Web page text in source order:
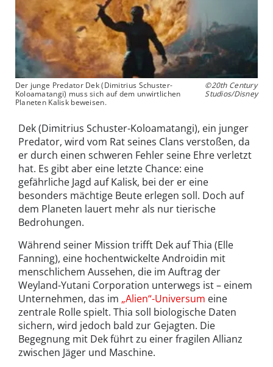
Der junge Predator Dek (Dimitrius Schuster-
Koloamatangi) muss sich auf dem unwirtlichen
Planeten Kalisk beweisen.
©20th Century
Studios/Disney
Dek (Dimitrius Schuster-Koloamatangi), ein junger
Predator, wird vom Rat seines Clans verstoßen, da
er durch einen schweren Fehler seine Ehre verletzt
hat. Es gibt aber eine letzte Chance: eine
gefährliche Jagd auf Kalisk, bei der er eine
besonders mächtige Beute erlegen soll. Doch auf
dem Planeten lauert mehr als nur tierische
Bedrohungen.
Während seiner Mission trifft Dek auf Thia (Elle
Fanning), eine hochentwickelte Androidin mit
menschlichem Aussehen, die im Auftrag der
Weyland-Yutani Corporation unterwegs ist – einem
Unternehmen, das im „Alien“-Universum eine
zentrale Rolle spielt. Thia soll biologische Daten
sichern, wird jedoch bald zur Gejagten. Die
Begegnung mit Dek führt zu einer fragilen Allianz
zwischen Jäger und Maschine.